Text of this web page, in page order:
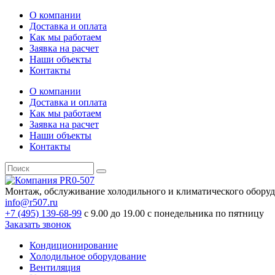
О компании
Доставка и оплата
Как мы работаем
Заявка на расчет
Наши объекты
Контакты
О компании
Доставка и оплата
Как мы работаем
Заявка на расчет
Наши объекты
Контакты
Монтаж, обслуживание холодильного и климатического
info@r507.ru
+7 (495) 139-68-99 с 9.00 до 19.00 с понедельника по пятницу
Заказать звонок
Кондиционирование
Холодильное оборудование
Вентиляция